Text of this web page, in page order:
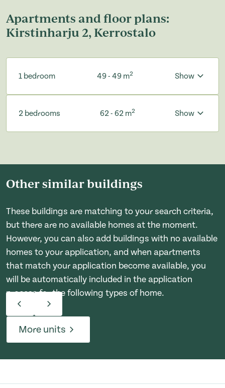
Apartments and floor plans:
Kirstinharju 2, Kerrostalo
1 bedroom 49 - 49 m2 Show
2 bedrooms 62 - 62 m2 Show
Other similar buildings
These buildings are matching to your search criteria,
but there are no available homes at the moment.
However, you can also add buildings with no available
homes to your application, and when apartments
that match your application become available, you
will be automatically included in the application
process for the following types of home.
More units